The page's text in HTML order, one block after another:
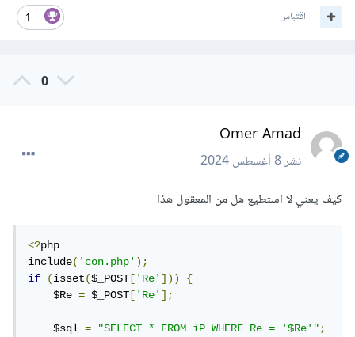
1 اقتباس
0
Omer Amad
نشر8 أغسطس 2024
كيف يعني لا استطيع هل من المعقول هذا
<?php
include('con.php');
if
(isset($_POST ['Re']))
{
    $Re
= $_POST ['Re'];
    $sql
= "SELECT * FROM iP WHERE Re = '$Re'";